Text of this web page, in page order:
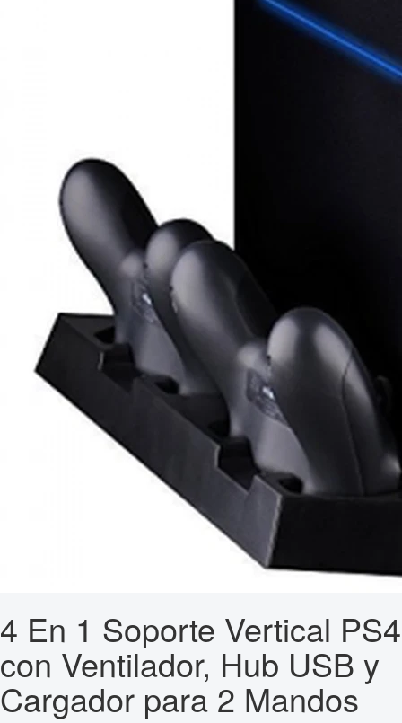
4 En 1 Soporte Vertical PS4
con Ventilador, Hub USB y
Cargador para 2 Mandos